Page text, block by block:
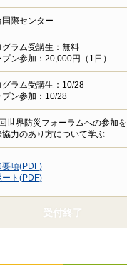
国際センター
グラム受講生：無料
プン参加：20,000円（1日）
グラム受講生：10/28
プン参加：10/28
世界防災フォーラムへの参加
協力のあり方について学ぶ
要項(PDF)
ート(PDF)
受付終了